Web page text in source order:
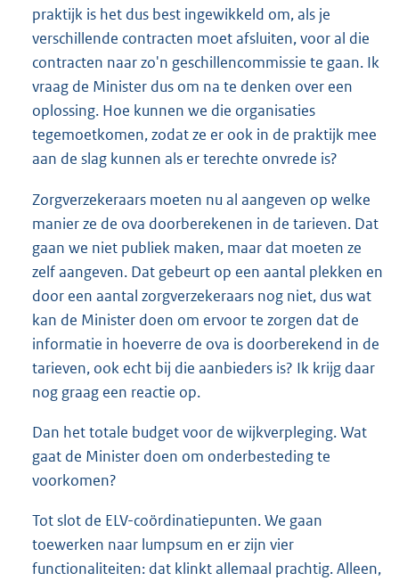
praktijk is het dus best ingewikkeld om, als je
verschillende contracten moet afsluiten, voor al die
contracten naar zo'n geschillencommissie te gaan. Ik
vraag de Minister dus om na te denken over een
oplossing. Hoe kunnen we die organisaties
tegemoetkomen, zodat ze er ook in de praktijk mee
aan de slag kunnen als er terechte onvrede is?
Zorgverzekeraars moeten nu al aangeven op welke
manier ze de ova doorberekenen in de tarieven. Dat
gaan we niet publiek maken, maar dat moeten ze
zelf aangeven. Dat gebeurt op een aantal plekken en
door een aantal zorgverzekeraars nog niet, dus wat
kan de Minister doen om ervoor te zorgen dat de
informatie in hoeverre de ova is doorberekend in de
tarieven, ook echt bij die aanbieders is? Ik krijg daar
nog graag een reactie op.
Dan het totale budget voor de wijkverpleging. Wat
gaat de Minister doen om onderbesteding te
voorkomen?
Tot slot de ELV-coördinatiepunten. We gaan
toewerken naar lumpsum en er zijn vier
functionaliteiten: dat klinkt allemaal prachtig. Alleen,